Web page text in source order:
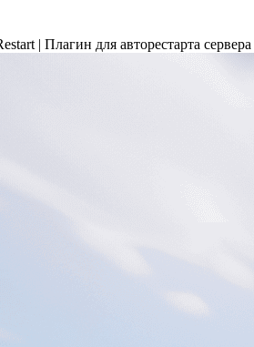
| Плагин для авторестарта